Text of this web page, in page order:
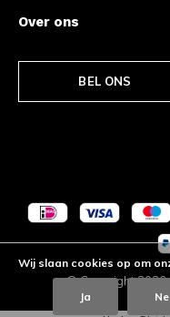
Over ons
BEL ONS
© Copyright2026
Wij slaan cookies op om
Ja